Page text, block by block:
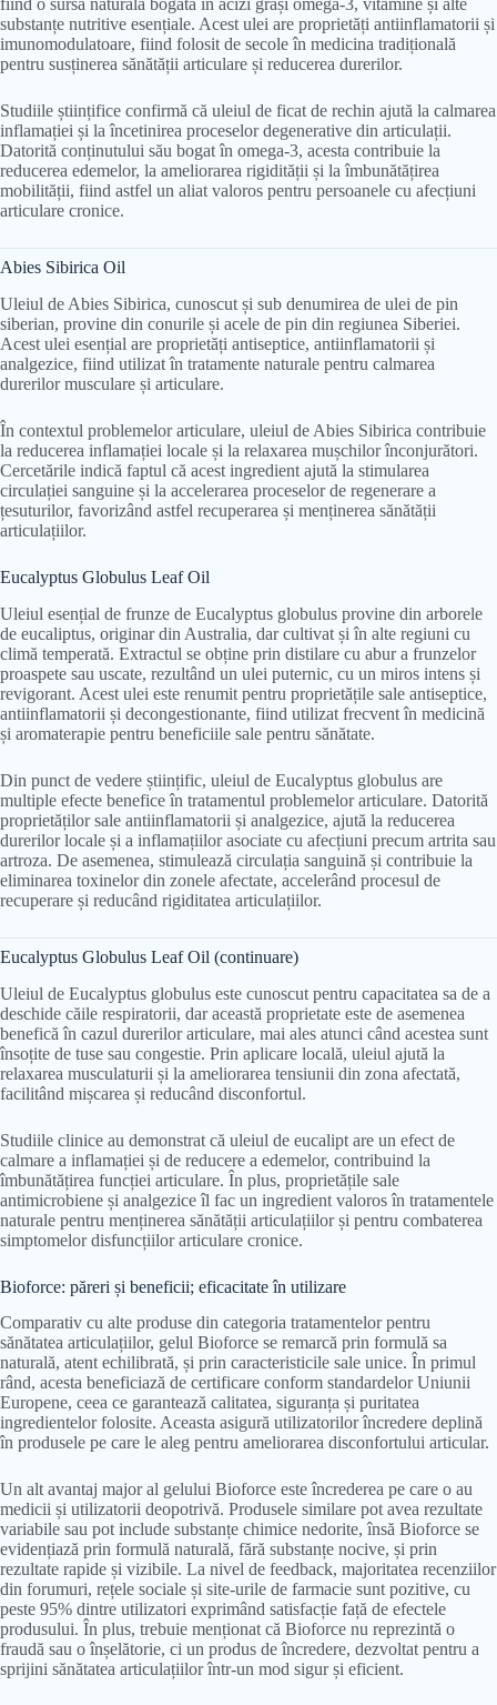
fiind o sursă naturală bogată în acizi grași omega-3, vitamine și alte
substanțe nutritive esențiale. Acest ulei are proprietăți antiinflamatorii și
imunomodulatoare, fiind folosit de secole în medicina tradițională
pentru susținerea sănătății articulare și reducerea durerilor.
Studiile științifice confirmă că uleiul de ficat de rechin ajută la calmarea
inflamației și la încetinirea proceselor degenerative din articulații.
Datorită conținutului său bogat în omega-3, acesta contribuie la
reducerea edemelor, la ameliorarea rigidității și la îmbunătățirea
mobilității, fiind astfel un aliat valoros pentru persoanele cu afecțiuni
articulare cronice.
Abies Sibirica Oil
Uleiul de Abies Sibirica, cunoscut și sub denumirea de ulei de pin
siberian, provine din conurile și acele de pin din regiunea Siberiei.
Acest ulei esențial are proprietăți antiseptice, antiinflamatorii și
analgezice, fiind utilizat în tratamente naturale pentru calmarea
durerilor musculare și articulare.
În contextul problemelor articulare, uleiul de Abies Sibirica contribuie
la reducerea inflamației locale și la relaxarea mușchilor înconjurători.
Cercetările indică faptul că acest ingredient ajută la stimularea
circulației sanguine și la accelerarea proceselor de regenerare a
țesuturilor, favorizând astfel recuperarea și menținerea sănătății
articulațiilor.
Eucalyptus Globulus Leaf Oil
Uleiul esențial de frunze de Eucalyptus globulus provine din arborele
de eucaliptus, originar din Australia, dar cultivat și în alte regiuni cu
climă temperată. Extractul se obține prin distilare cu abur a frunzelor
proaspete sau uscate, rezultând un ulei puternic, cu un miros intens și
revigorant. Acest ulei este renumit pentru proprietățile sale antiseptice,
antiinflamatorii și decongestionante, fiind utilizat frecvent în medicină
și aromaterapie pentru beneficiile sale pentru sănătate.
Din punct de vedere științific, uleiul de Eucalyptus globulus are
multiple efecte benefice în tratamentul problemelor articulare. Datorită
proprietăților sale antiinflamatorii și analgezice, ajută la reducerea
durerilor locale și a inflamațiilor asociate cu afecțiuni precum artrita sau
artroza. De asemenea, stimulează circulația sanguină și contribuie la
eliminarea toxinelor din zonele afectate, accelerând procesul de
recuperare și reducând rigiditatea articulațiilor.
Eucalyptus Globulus Leaf Oil (continuare)
Uleiul de Eucalyptus globulus este cunoscut pentru capacitatea sa de a
deschide căile respiratorii, dar această proprietate este de asemenea
benefică în cazul durerilor articulare, mai ales atunci când acestea sunt
însoțite de tuse sau congestie. Prin aplicare locală, uleiul ajută la
relaxarea musculaturii și la ameliorarea tensiunii din zona afectată,
facilitând mișcarea și reducând disconfortul.
Studiile clinice au demonstrat că uleiul de eucalipt are un efect de
calmare a inflamației și de reducere a edemelor, contribuind la
îmbunătățirea funcției articulare. În plus, proprietățile sale
antimicrobiene și analgezice îl fac un ingredient valoros în tratamentele
naturale pentru menținerea sănătății articulațiilor și pentru combaterea
simptomelor disfuncțiilor articulare cronice.
Bioforce: păreri și beneficii; eficacitate în utilizare
Comparativ cu alte produse din categoria tratamentelor pentru
sănătatea articulațiilor, gelul Bioforce se remarcă prin formulă sa
naturală, atent echilibrată, și prin caracteristicile sale unice. În primul
rând, acesta beneficiază de certificare conform standardelor Uniunii
Europene, ceea ce garantează calitatea, siguranța și puritatea
ingredientelor folosite. Aceasta asigură utilizatorilor încredere deplină
în produsele pe care le aleg pentru ameliorarea disconfortului articular.
Un alt avantaj major al gelului Bioforce este încrederea pe care o au
medicii și utilizatorii deopotrivă. Produsele similare pot avea rezultate
variabile sau pot include substanțe chimice nedorite, însă Bioforce se
evidențiază prin formulă naturală, fără substanțe nocive, și prin
rezultate rapide și vizibile. La nivel de feedback, majoritatea recenziilor
din forumuri, rețele sociale și site-urile de farmacie sunt pozitive, cu
peste 95% dintre utilizatori exprimând satisfacție față de efectele
produsului. În plus, trebuie menționat că Bioforce nu reprezintă o
fraudă sau o înșelătorie, ci un produs de încredere, dezvoltat pentru a
sprijini sănătatea articulațiilor într-un mod sigur și eficient.